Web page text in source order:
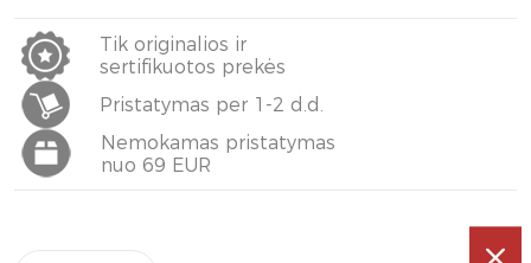
Tik originalios ir
sertifikuotos prekės
Pristatymas per 1-2 d.d.
Nemokamas pristatymas
nuo 69 EUR